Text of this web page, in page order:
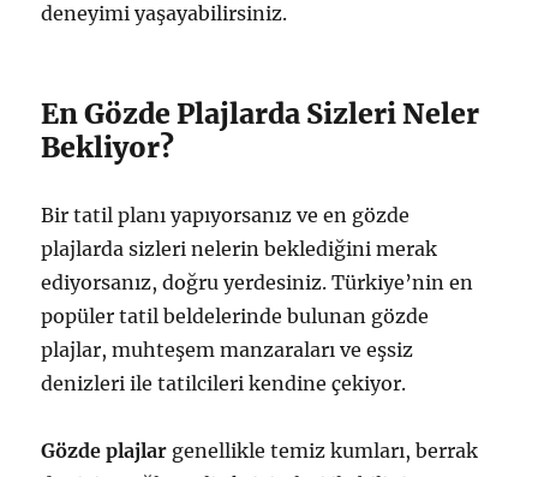
deneyimi yaşayabilirsiniz.
En Gözde Plajlarda Sizleri Neler
Bekliyor?
Bir tatil planı yapıyorsanız ve en gözde
plajlarda sizleri nelerin beklediğini merak
ediyorsanız, doğru yerdesiniz. Türkiye’nin en
popüler tatil beldelerinde bulunan gözde
plajlar, muhteşem manzaraları ve eşsiz
denizleri ile tatilcileri kendine çekiyor.
Gözde plajlar genellikle temiz kumları, berrak